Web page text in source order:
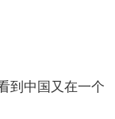
到中国又在一个